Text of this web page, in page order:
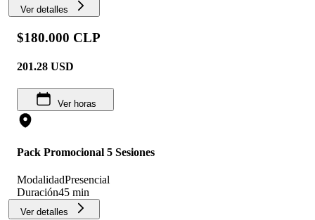
Ver detalles
$180.000 CLP
201.28 USD
Ver horas
Pack Promocional 5 Sesiones
ModalidadPresencial
Duración45 min
Ver detalles